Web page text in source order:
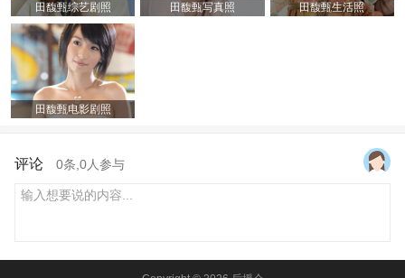
田馥甄综艺剧照 田馥甄写真照 田馥甄生活照
田馥甄电影剧照
评论 0条, 0人参与
输入想要说的内容...